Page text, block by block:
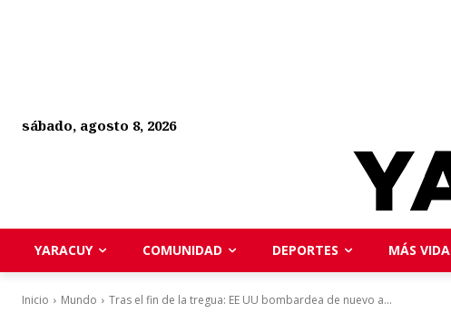
sábado, agosto 8, 2026
YARACUY COMUNIDAD DEPORTES MÁS VIDA
Inicio Mundo Tras el fin de la tregua: EE UU bombardea de nuevo a...